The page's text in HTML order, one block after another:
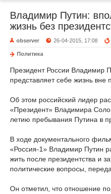
Владимир Путин:
жизнь без
observer 26-04-2015, 17:08
Политика
Президент России Владимир
представляет себе жизнь вне
Об этом российский лидер
«Президент» Владимира
летию пребывания Путина в
В ходе документального
«Россия-1» Владимир Путин
жить после президентства и
политические вопросы,
Он отметил, что отношение